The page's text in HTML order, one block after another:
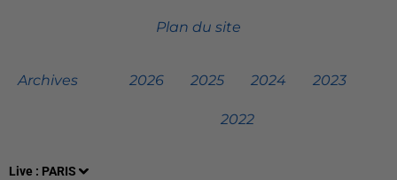
Live : PARIS
Plan du site
Archives 2026 2025 2024 2023
2022